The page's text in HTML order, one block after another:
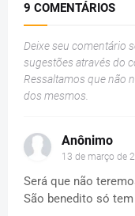
9 COMENTÁRIOS
Deixe seu comentário
sugestões através do
Ressaltamos que não
dos mesmos.
Anônimo
13 de março de
Será que não
São benedito só